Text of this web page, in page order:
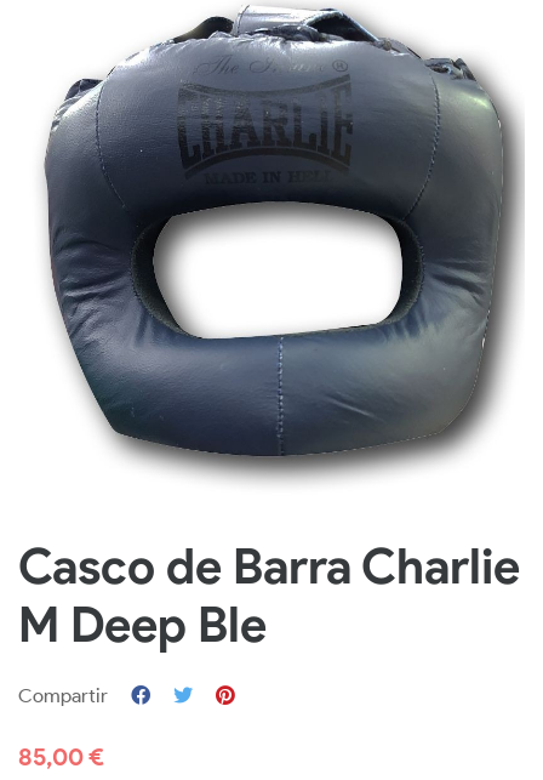
Casco de Barra Charlie
M Deep Ble
Compartir
85,00 €